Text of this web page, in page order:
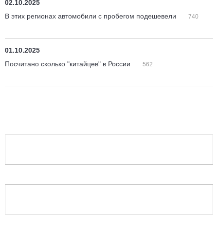
02.10.2025
В этих регионах автомобили с пробегом подешевели
740
01.10.2025
Посчитано сколько "китайцев" в России
562